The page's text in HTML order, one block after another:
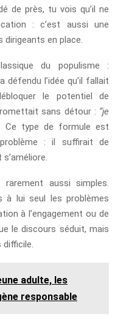
de près, tu vois qu’il ne
: c’est aussi une
dirigeants en place.
du populisme :
défendu l’idée qu’il fallait
le potentiel de
sans détour : “je
Ce type de formule est
: il suffirait de
aussi simples.
à lui seul les problèmes
à l’engagement ou de
le discours séduit, mais
adulte, les
responsable